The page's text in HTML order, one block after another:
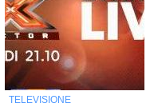
TELEVISIONE